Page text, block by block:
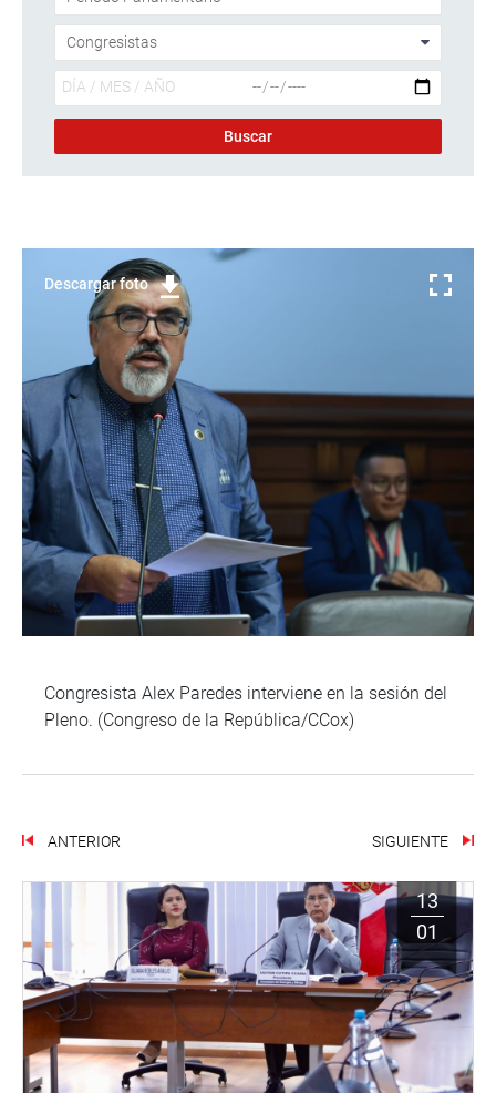
Descargar foto
Congresista Alex Paredes interviene en la sesión del
Pleno. (Congreso de la República/CCox)
ANTERIOR SIGUIENTE
13
01